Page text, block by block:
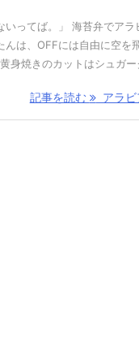
ってば。」 海苔弁でアラ
んは、OFFには自由に空を
身焼きのカットはシュガー
記事を読む アラビ